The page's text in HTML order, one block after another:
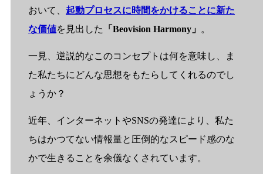
おいて、 起動プロセスに時間をかけることに新た
な価値を見出した 「Beovision Harmony」 。
一見、逆説的なこのコンセプトは何を意味し、ま
た私たちにどんな思想をもたらしてくれるのでし
ょうか？
近年、インターネットやSNSの発達により、私た
ちはかつてない情報量と圧倒的なスピード感のな
かで生きることを余儀なくされています。